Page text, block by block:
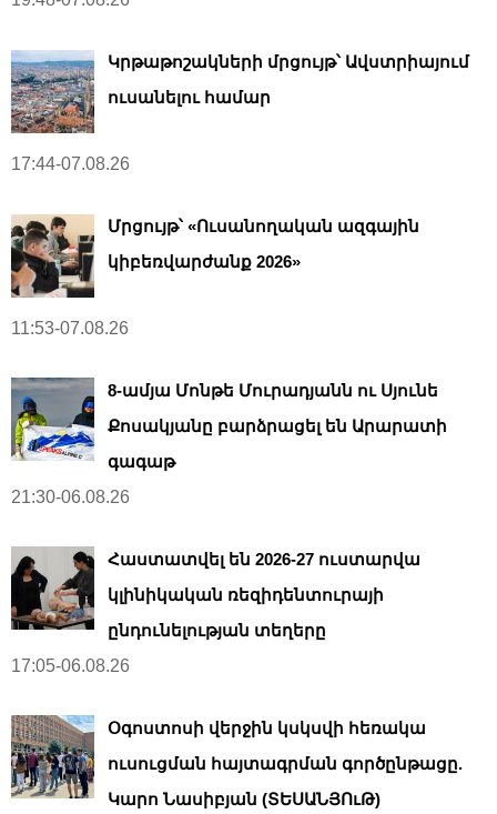
Կրթաթոշակների մրցույթ՝ Ավստրիայում
ուսանելու համար
17:44-07.08.26
Մրցույթ՝ «Ուսանողական ազգային
կիբեռվարժանք 2026»
11:53-07.08.26
8-ամյա Մոնթե Մուրադյանն ու Սյունե
Քոսակյանը բարձրացել են Արարատի
գագաթ
21:30-06.08.26
Հաստատվել են 2026-27 ուստարվա
կլինիկական ռեզիդենտուրայի
ընդունելության տեղերը
17:05-06.08.26
Օգոստոսի վերջին կսկսվի հեռակա
ուսուցման հայտագրման գործընթացը.
Կարո Նասիբյան (ՏԵՍԱՆՅՈւԹ)